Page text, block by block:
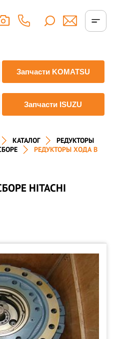
Запчасти KOMATSU
Запчасти ISUZU
КАТАЛОГ
РЕДУКТОРЫ
РЕДУКТОРЫ ХОДА В
HITACHI